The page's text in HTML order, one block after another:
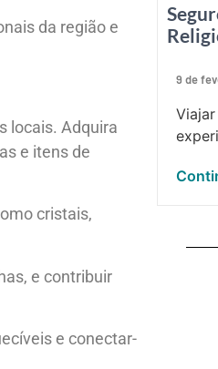
da região e
locais. Adquira
e itens de
cristais,
e contribuir
e conectar-
9 de